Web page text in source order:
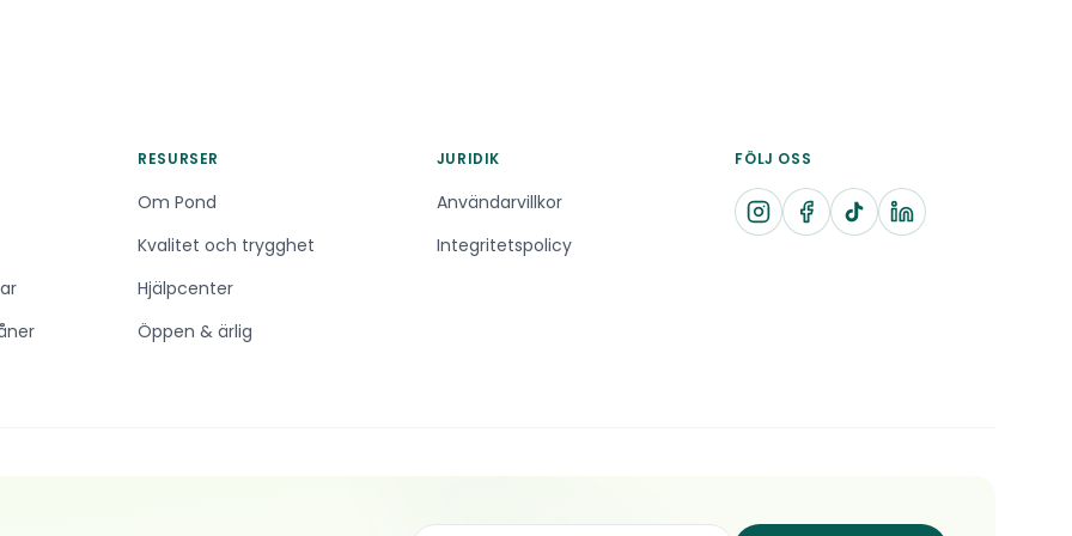
RESURSER
Om Pond
Kvalitet och trygghet
Hjälpcenter
Öppen & ärlig
JURIDIK
Användarvillkor
Integritetspolicy
FÖLJ OSS